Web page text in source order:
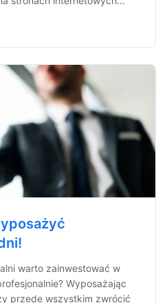
warto zainwestować w
Wyposażając
przede wszystkim zwrócić